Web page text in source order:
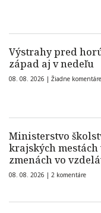
Výstrahy pred
západ aj v nedeľu
08. 08. 2026 | Žiadne komentáre
Ministerstvo
krajských
zmenách vo
08. 08. 2026 | 2 komentáre